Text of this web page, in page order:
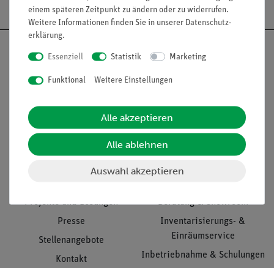
Informationen
Projekte und Lösungen
Presse
Stellenangebote
Kontakt
Beratung & Showroom
Inventarisierungs- &
Einräumservice
Inbetriebnahme & Schulungen
einem späteren Zeitpunkt zu ändern oder zu widerrufen.
Weitere Informationen finden Sie in unserer Daten­schutz­
erklärung.
Essenziell Statistik Marketing
Funktional Weitere Einstellungen
Alle akzeptieren
Alle ablehnen
Auswahl akzeptieren